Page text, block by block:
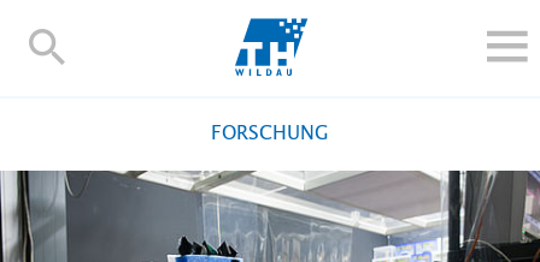
TH-
FORSCHUNG UND TRANSFER
ALUMNI
FORSCHUNG